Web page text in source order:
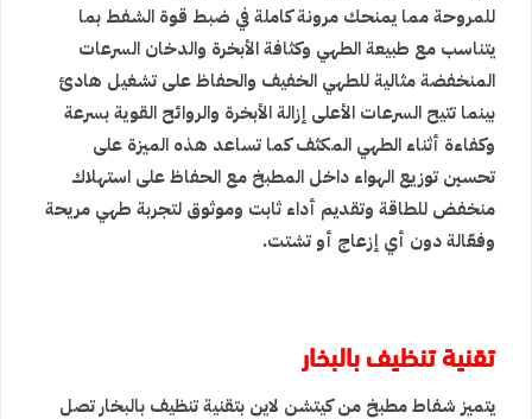
للمروحة مما يمنحك مرونة كاملة في ضبط قوة الشفط بما
يتناسب مع طبيعة الطهي وكثافة الأبخرة والدخان السرعات
المنخفضة مثالية للطهي الخفيف والحفاظ على تشغيل هادئ
بينما تتيح السرعات الأعلى إزالة الأبخرة والروائح القوية بسرعة
وكفاءة أثناء الطهي المكثف كما تساعد هذه الميزة على
تحسين توزيع الهواء داخل المطبخ مع الحفاظ على استهلاك
منخفض للطاقة وتقديم أداء ثابت وموثوق لتجربة طهي مريحة
وفعّالة دون أي إزعاج أو تشتت.
تقنية تنظيف بالبخار
يتميز شفاط مطبخ من كيتشن لاين بتقنية تنظيف بالبخار تصل